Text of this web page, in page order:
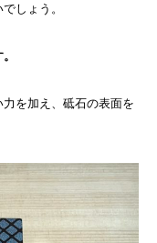
しょう。
を加え、砥石の表面を